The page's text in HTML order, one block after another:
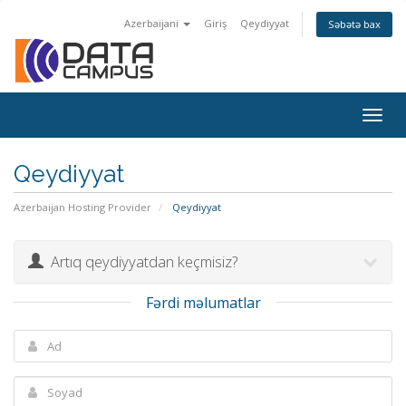
Azerbaijani Giriş Qeydiyyat Səbətə bax
Qeydiyyat
Azerbaijan Hosting Provider Qeydiyyat
Artıq qeydiyyatdan keçmisiz?
Fərdi məlumatlar